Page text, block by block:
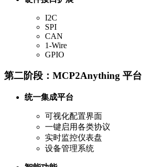
I2C
SPI
CAN
1-Wire
GPIO
第二阶段：MCP2Anything 平台
统一集成平台
可视化配置界面
一键启用各类协议
实时监控仪表盘
设备管理系统